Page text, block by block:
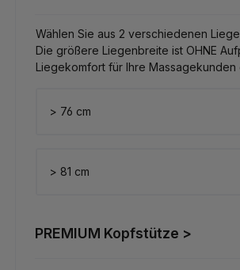
Wählen Sie aus 2 verschiedenen
Die größere Liegenbreite ist OHNE
Liegekomfort für Ihre Massagekunden
> 76 cm
> 81 cm
PREMIUM Kopfstütze >